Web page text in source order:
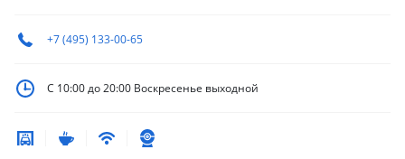
+7 (495) 133-00-65
С 10:00 до 20:00 Воскресенье выходной